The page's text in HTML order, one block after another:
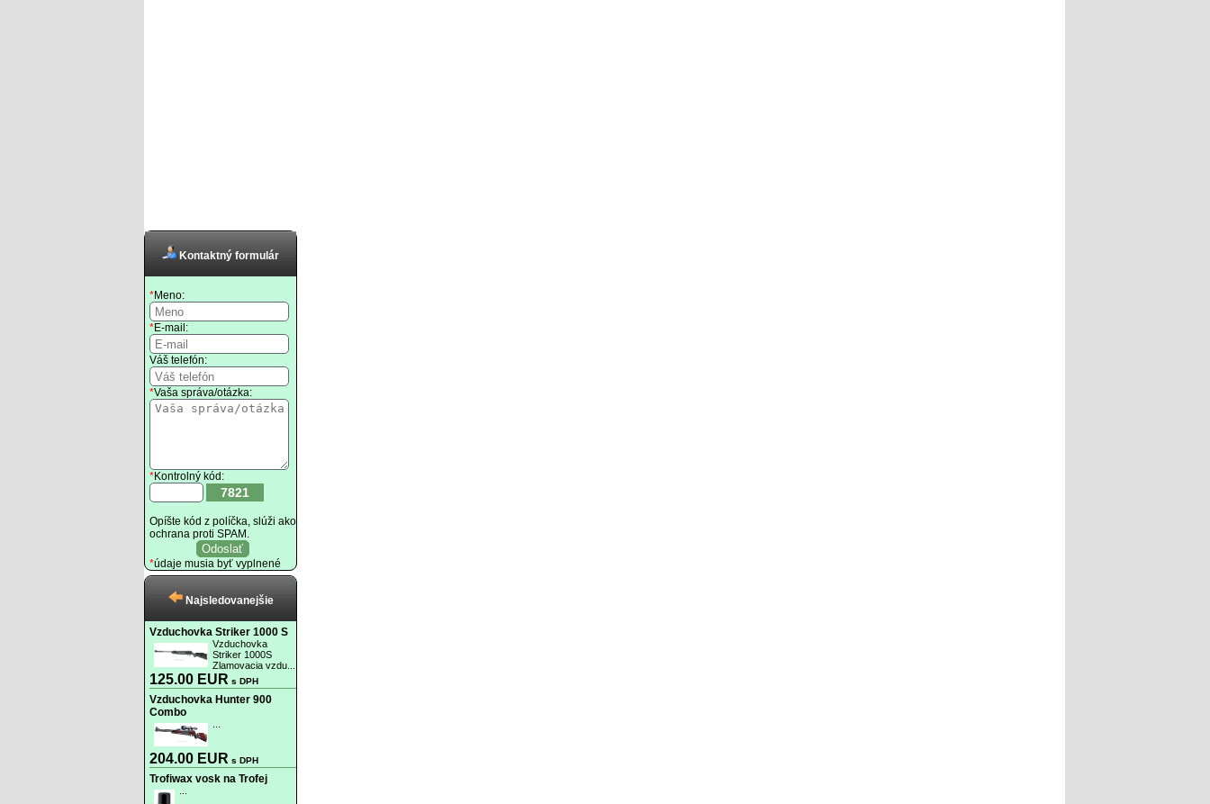
Kontaktný formulár
*Meno:
*E-mail:
Váš telefón:
*Vaša správa/otázka:
*Kontrolný kód:
7821
Opíšte kód z políčka, slúži ako
ochrana proti SPAM.
*údaje musia byť vyplnené
Najsledovanejšie
Vzduchovka Striker 1000 S
Vzduchovka
Striker 1000S
Zlamovacia vzdu...
125.00 EUR s DPH
Vzduchovka Hunter 900
Combo
204.00 EUR s DPH
Trofiwax vosk na Trofej